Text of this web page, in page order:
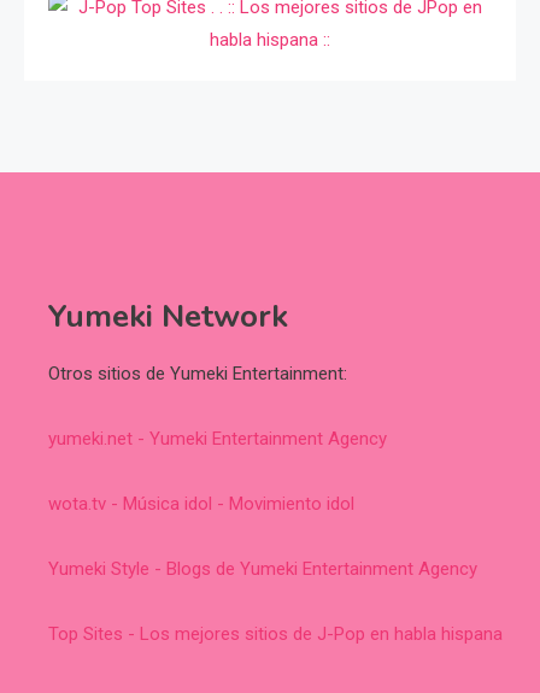
Yumeki Network
Otros sitios de Yumeki Entertainment:
yumeki.net - Yumeki Entertainment Agency
wota.tv - Música idol - Movimiento idol
Yumeki Style - Blogs de Yumeki Entertainment Agency
Top Sites - Los mejores sitios de J-Pop en habla hispana